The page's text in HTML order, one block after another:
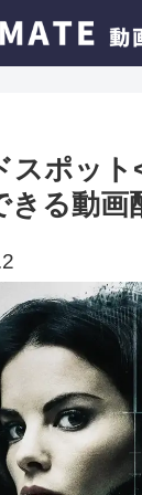
スポッ
る動画